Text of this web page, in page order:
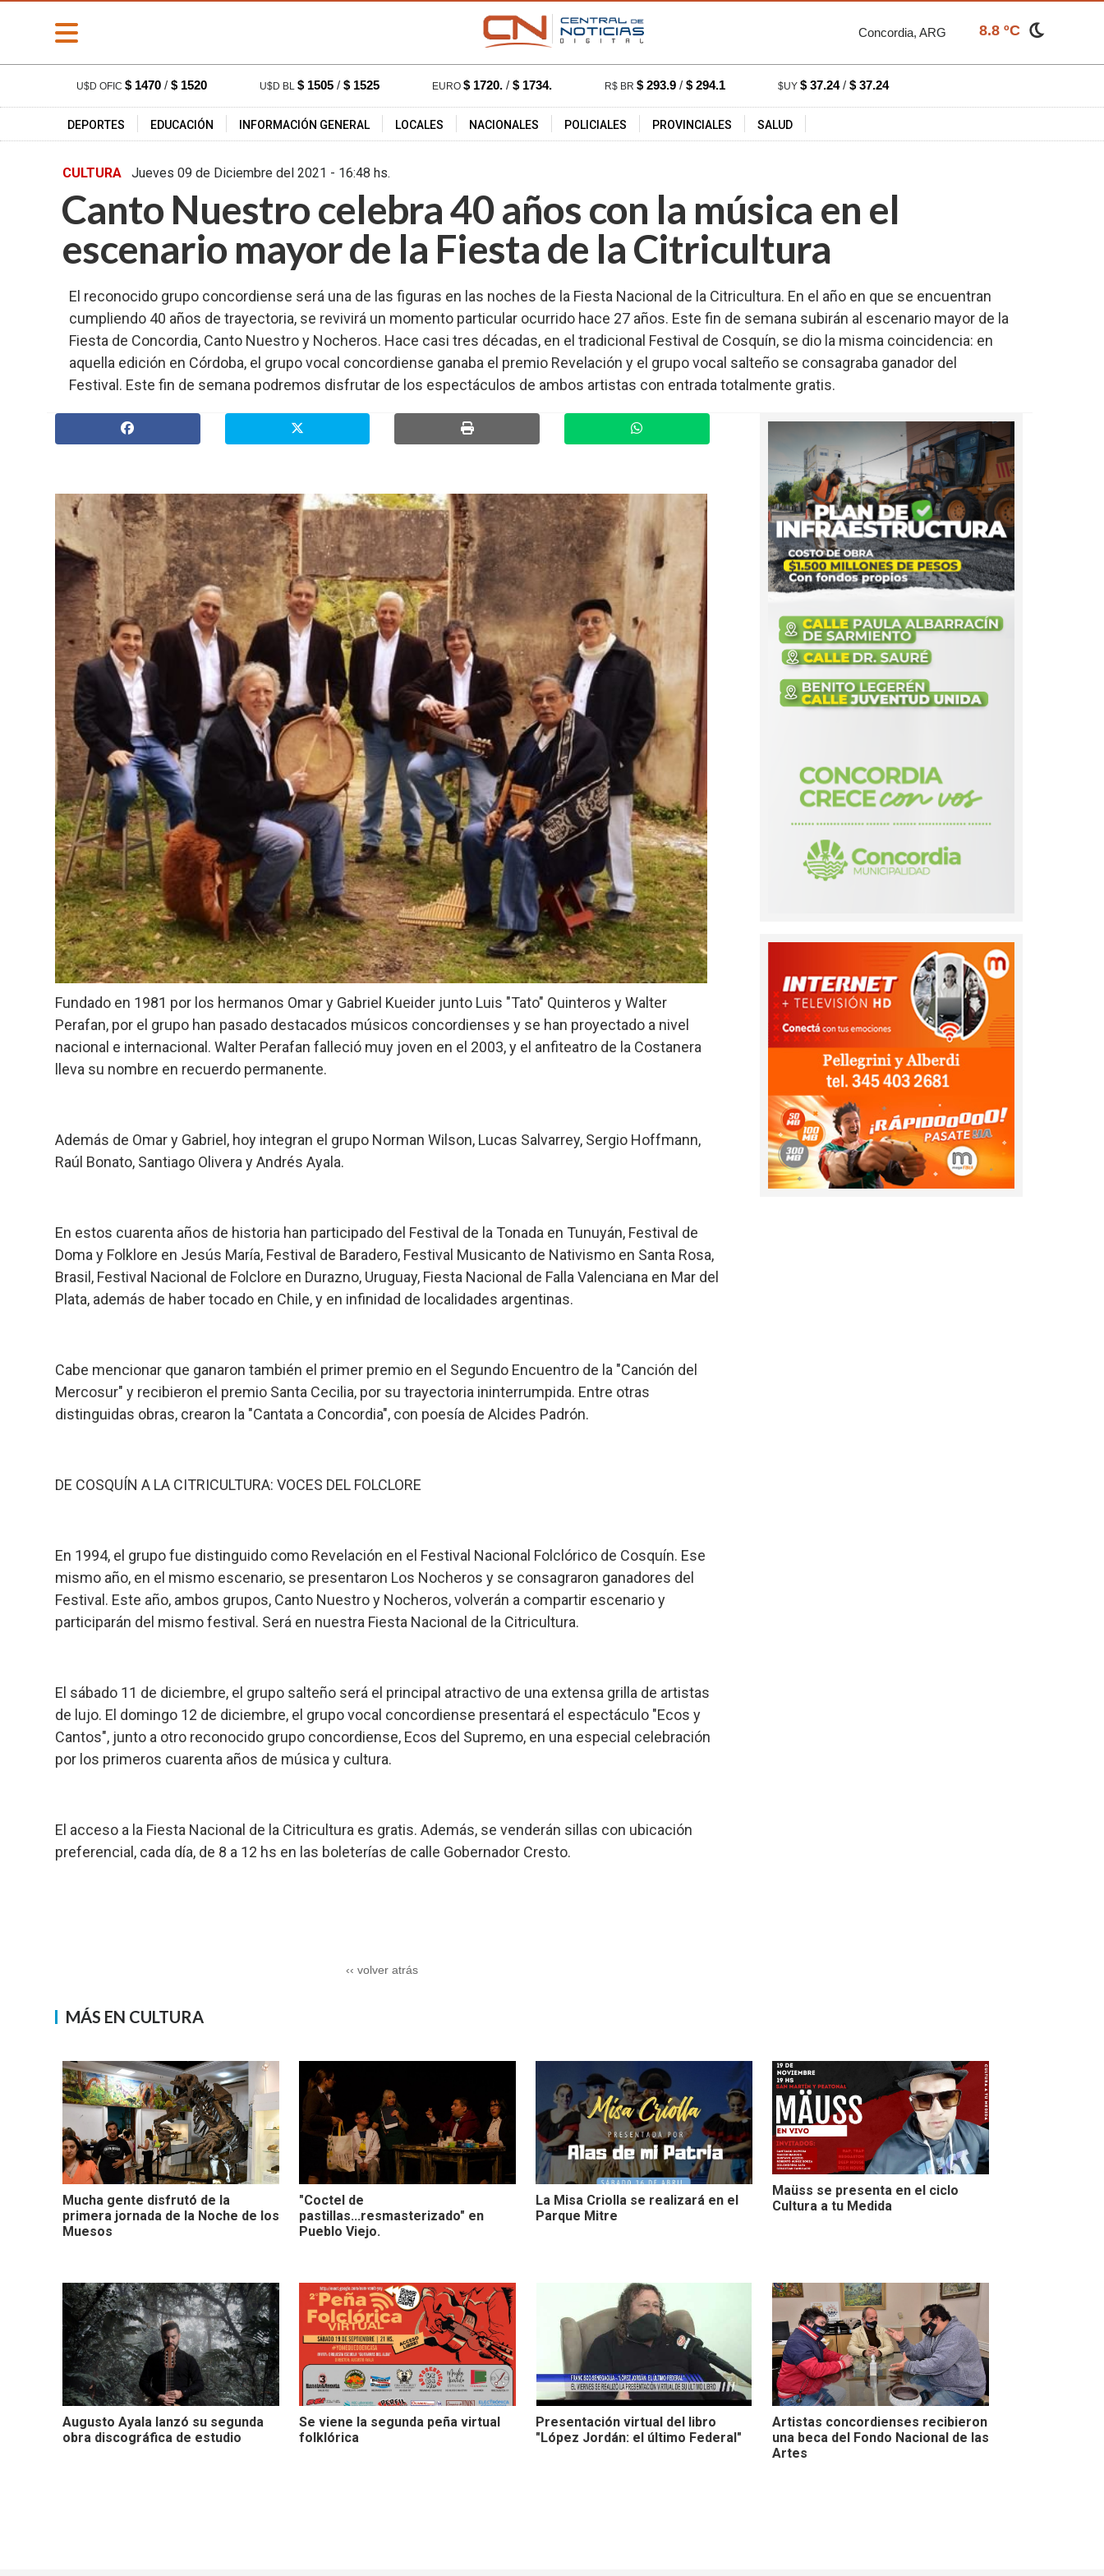
» PORTADA
» Deportes
» Locales
» Policiales
» Cultura
» Economía
» Espectáculos
Concordia, ARG 8.8 ºC
U$D OFIC $ 1470 / $ 1520 U$D BL $ 1505 / $ 1525 EURO $ 1720. / $ 1734. R$ BR $ 293.9 / $ 294.1 $UY $ 37.24/ $ 37.24
DEPORTES EDUCACIÓN INFORMACIÓN GENERAL LOCALES NACIONALES POLICIALES PROVINCIALES SALUD
CULTURA Jueves 09 de Diciembre del 2021 - 16:48 hs.
Canto Nuestro celebra 40 años con la música en el
escenario mayor de la Fiesta de la Citricultura
El reconocido grupo concordiense será una de las figuras en las noches de la Fiesta Nacional de la Citricultura. En el año en que se encuentran
cumpliendo 40 años de trayectoria, se revivirá un momento particular ocurrido hace 27 años. Este fin de semana subirán al escenario mayor de la
Fiesta de Concordia, Canto Nuestro y Nocheros. Hace casi tres décadas, en el tradicional Festival de Cosquín, se dio la misma coincidencia: en
aquella edición en Córdoba, el grupo vocal concordiense ganaba el premio Revelación y el grupo vocal salteño se consagraba ganador del
Festival. Este fin de semana podremos disfrutar de los espectáculos de ambos artistas con entrada totalmente gratis.
Fundado en 1981 por los hermanos Omar y Gabriel Kueider junto Luis "Tato" Quinteros y Walter
Perafan, por el grupo han pasado destacados músicos concordienses y se han proyectado a nivel
nacional e internacional. Walter Perafan falleció muy joven en el 2003, y el anfiteatro de la Costanera
lleva su nombre en recuerdo permanente.
Además de Omar y Gabriel, hoy integran el grupo Norman Wilson, Lucas Salvarrey, Sergio Hoffmann,
Raúl Bonato, Santiago Olivera y Andrés Ayala.
En estos cuarenta años de historia han participado del Festival de la Tonada en Tunuyán, Festival de
Doma y Folklore en Jesús María, Festival de Baradero, Festival Musicanto de Nativismo en Santa Rosa,
Brasil, Festival Nacional de Folclore en Durazno, Uruguay, Fiesta Nacional de Falla Valenciana en Mar del
Plata, además de haber tocado en Chile, y en infinidad de localidades argentinas.
Cabe mencionar que ganaron también el primer premio en el Segundo Encuentro de la "Canción del
Mercosur" y recibieron el premio Santa Cecilia, por su trayectoria ininterrumpida. Entre otras
distinguidas obras, crearon la "Cantata a Concordia", con poesía de Alcides Padrón.
DE COSQUÍN A LA CITRICULTURA: VOCES DEL FOLCLORE
En 1994, el grupo fue distinguido como Revelación en el Festival Nacional Folclórico de Cosquín. Ese
mismo año, en el mismo escenario, se presentaron Los Nocheros y se consagraron ganadores del
Festival. Este año, ambos grupos, Canto Nuestro y Nocheros, volverán a compartir escenario y
participarán del mismo festival. Será en nuestra Fiesta Nacional de la Citricultura.
El sábado 11 de diciembre, el grupo salteño será el principal atractivo de una extensa grilla de artistas
de lujo. El domingo 12 de diciembre, el grupo vocal concordiense presentará el espectáculo "Ecos y
Cantos", junto a otro reconocido grupo concordiense, Ecos del Supremo, en una especial celebración
por los primeros cuarenta años de música y cultura.
El acceso a la Fiesta Nacional de la Citricultura es gratis. Además, se venderán sillas con ubicación
preferencial, cada día, de 8 a 12 hs en las boleterías de calle Gobernador Cresto.
‹‹ volver atrás
MÁS EN CULTURA
Mucha gente disfrutó de la
primera jornada de la Noche de los
Muesos
"Coctel de
pastillas...resmasterizado" en
Pueblo Viejo.
La Misa Criolla se realizará en el
Parque Mitre
Maüss se presenta en el ciclo
Cultura a tu Medida
Augusto Ayala lanzó su segunda
obra discográfica de estudio
Se viene la segunda peña virtual
folklórica
Presentación virtual del libro
"López Jordán: el último Federal"
Artistas concordienses recibieron
una beca del Fondo Nacional de las
Artes